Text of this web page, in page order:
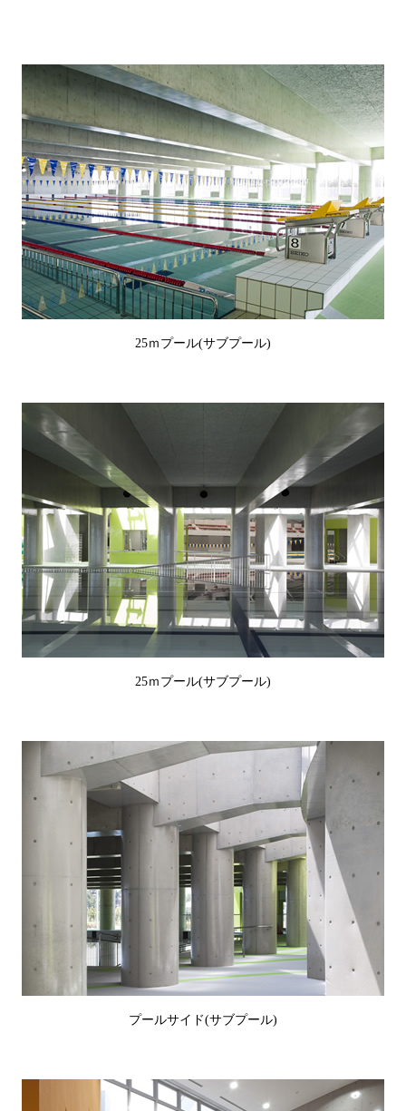
25ｍプール(サブプール)
25ｍプール(サブプール)
プールサイド(サブプール)